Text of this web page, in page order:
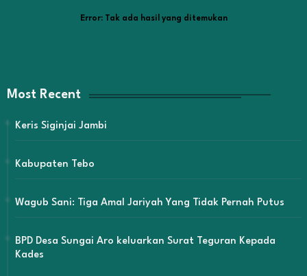
Error:Tak ada hasil yang ditemukan
Most Recent
Keris Siginjai Jambi
Kabupaten Tebo
Wagub Sani: Tiga Amal Jariyah Yang Tidak Pernah Putus
BPD Desa Sungai Aro keluarkan Surat Teguran Kepada
Kades